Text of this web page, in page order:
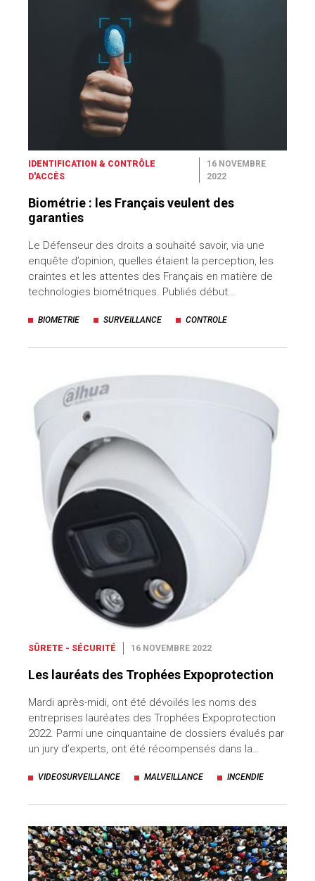
IDENTIFICATION & CONTRÔLE
D'ACCÈS
16 NOVEMBRE
2022
Biométrie : les Français veulent des
garanties
Le Défenseur des droits a souhaité savoir, via une
enquête d’opinion, quelles étaient la perception, les
craintes et les attentes des Français en matière de
technologies biométriques. Publiés début…
BIOMETRIE SURVEILLANCE CONTROLE
SÛRETE - SÉCURITÉ 16 NOVEMBRE 2022
Les lauréats des Trophées Expoprotection
Mardi après-midi, ont été dévoilés les noms des
entreprises lauréates des Trophées Expoprotection
2022. Parmi une cinquantaine de dossiers évalués par
un jury d’experts, ont été récompensés dans la…
VIDEOSURVEILLANCE MALVEILLANCE INCENDIE